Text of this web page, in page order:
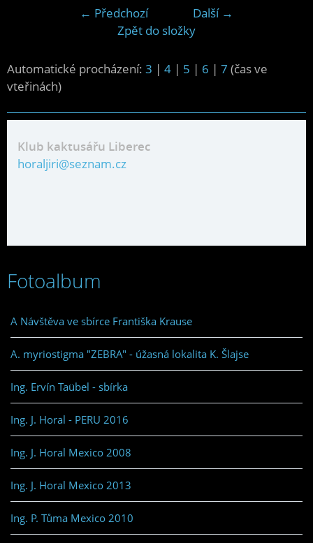
← Předchozí
Další →
Zpět do složky
Automatické procházení: 3 | 4 | 5 | 6 | 7 (čas ve
vteřinách)
Klub kaktusářu Liberec
horaljiri@seznam.cz
Fotoalbum
A Návštěva ve sbírce Františka Krause
A. myriostigma "ZEBRA" - úžasná lokalita K. Šlajse
Ing. Ervín Taübel - sbírka
Ing. J. Horal - PERU 2016
Ing. J. Horal Mexico 2008
Ing. J. Horal Mexico 2013
Ing. P. Tůma Mexico 2010